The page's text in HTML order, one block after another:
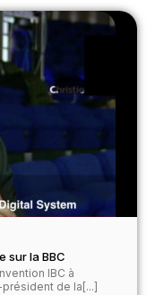
sur la BBC
IBC à
de la[...]